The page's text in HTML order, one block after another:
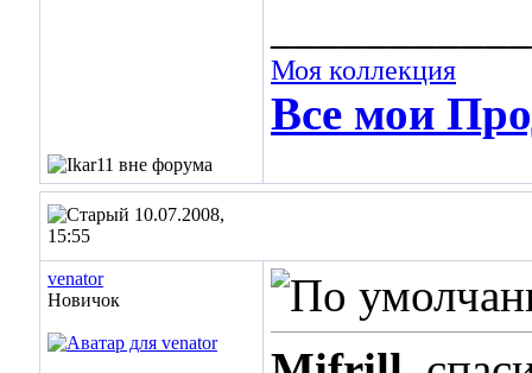
Моя коллекция
Все мои
10.07.2008,
15:55
venator
Новичок